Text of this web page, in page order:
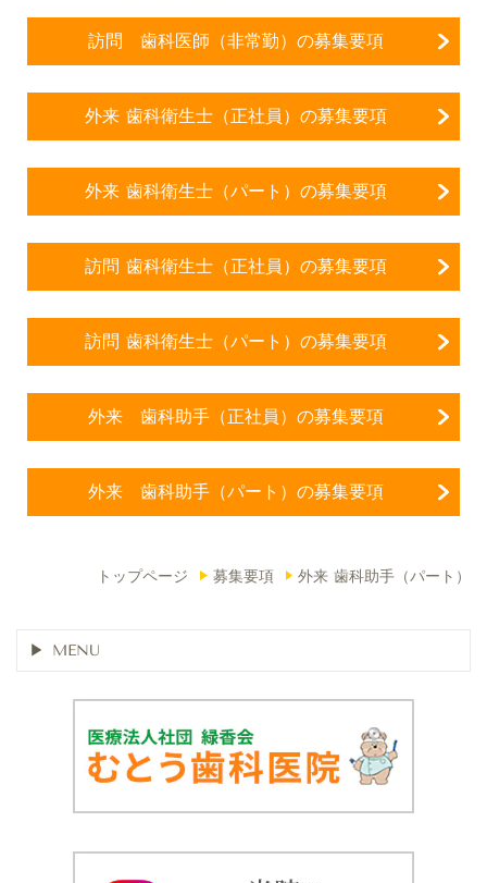
訪問 歯科医師（非常勤）の募集要項
外来 歯科衛生士（正社員）の募集要項
外来 歯科衛生士（パート）の募集要項
訪問 歯科衛生士（正社員）の募集要項
訪問 歯科衛生士（パート）の募集要項
外来 歯科助手（正社員）の募集要項
外来 歯科助手（パート）の募集要項
トップページ 募集要項 外来 歯科助手（パート）
MENU